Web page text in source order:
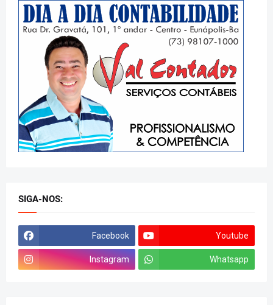
SIGA-NOS:
Facebook Youtube
Instagram Whatsapp